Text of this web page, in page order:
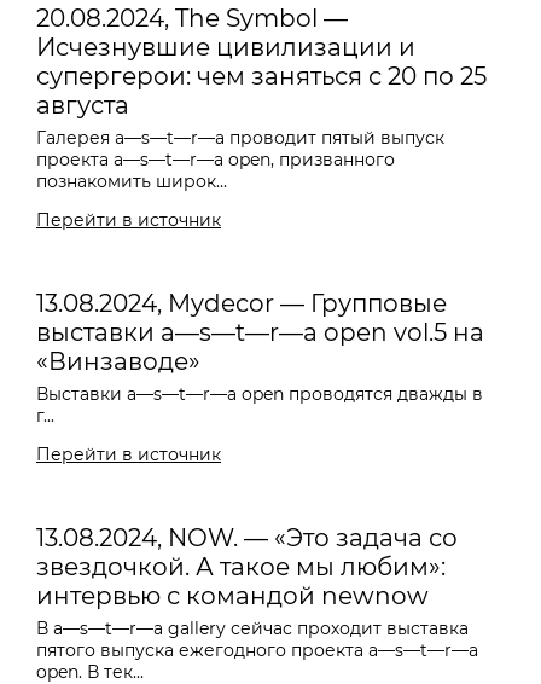
20.08.2024, The Symbol —
Исчезнувшие цивилизации и
супергерои: чем заняться с 20 по 25
августа
Галерея a—s—t—r—a проводит пятый выпуск
проекта a—s—t—r—a open, призванного
познакомить широк...
Перейти в источник
13.08.2024, Mydecor — Групповые
выставки a—s—t—r—a open vol.5 на
«Винзаводе»
Выставки a—s—t—r—a open проводятся дважды в
г...
Перейти в источник
13.08.2024, NOW. — «Это задача со
звездочкой. А такое мы любим»:
интервью с командой newnow
В a—s—t—r—a gallery сейчас проходит выставка
пятого выпуска ежегодного проекта a—s—t—r—a
open. В тек...